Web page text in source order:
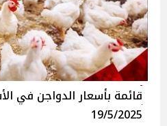
19/5/2025